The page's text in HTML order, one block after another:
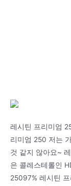
레시틴 프리미엄
리미엄 250 저는
것 같지 않아요~
은 콜레스테롤인
25097% 레시틴